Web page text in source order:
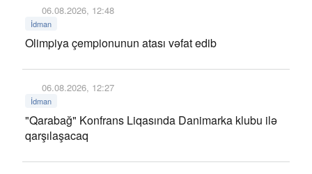
06.08.2026, 12:48
İdman
Olimpiya çempionunun atası vəfat edib
06.08.2026, 12:27
İdman
"Qarabağ" Konfrans Liqasında Danimarka klubu ilə
qarşılaşacaq